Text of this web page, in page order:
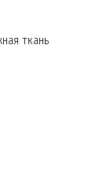
ткань